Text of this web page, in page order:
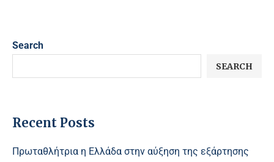
Search
SEARCH
Recent Posts
Πρωταθλήτρια η Ελλάδα στην αύξηση της εξάρτησης